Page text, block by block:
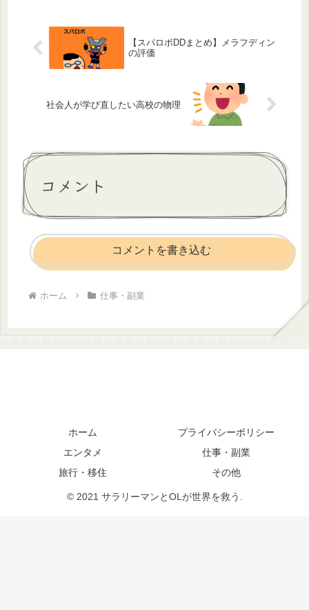
【スパロボDDまとめ】メラフディン
の評価
社会人が学び直したい高校の物理
コメント
コメントを書き込む
ホーム 仕事・副業
ホーム
プライバシーポリシー
エンタメ
仕事・副業
旅行・移住
その他
© 2021 サラリーマンとOLが世界を救う.